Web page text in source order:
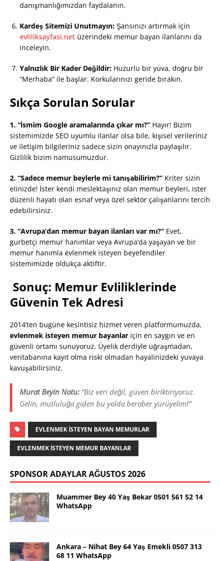
danışmanlığımızdan faydalanın.
Kardeş Sitemizi Unutmayın: Şansınızı artırmak için
evliliksayfasi.net üzerindeki memur bayan ilanlarını da
inceleyin.
Yalnızlık Bir Kader Değildir: Huzurlu bir yuva, doğru bir
“Merhaba” ile başlar. Korkularınızı geride bırakın.
Sıkça Sorulan Sorular
1. “İsmim Google aramalarında çıkar mı?” Hayır! Bizim
sistemimizde SEO uyumlu ilanlar olsa bile, kişisel verileriniz
ve iletişim bilgileriniz sadece sizin onayınızla paylaşılır.
Gizlilik bizim namusumuzdur.
2. “Sadece memur beylerle mi tanışabilirim?” Kriter sizin
elinizde! İster kendi meslektaşınız olan memur beyleri, ister
düzenli hayatı olan esnaf veya özel sektör çalışanlarını tercih
edebilirsiniz.
3. “Avrupa’dan memur bayan ilanları var mı?” Evet,
gurbetçi memur hanımlar veya Avrupa’da yaşayan ve bir
memur hanımla evlenmek isteyen beyefendiler
sistemimizde oldukça aktiftir.
Sonuç: Memur Evliliklerinde
Güvenin Tek Adresi
2014’ten bugüne kesintisiz hizmet veren platformumuzda,
evlenmek isteyen memur bayanlar için en saygın ve en
güvenli ortamı sunuyoruz. Üyelik derdiyle uğraşmadan,
veritabanına kayıt olma riski olmadan hayalinizdeki yuvaya
kavuşabilirsiniz.
Murat Beyin Notu: “Biz veri değil, güven biriktiriyoruz.
Gelin, mutluluğa giden bu yolda beraber yürüyelim!”
EVLENMEK ISTEYEN BAYAN MEMURLAR
EVLENMEK ISTEYEN MEMUR BAYANLAR
SPONSOR ADAYLAR AĞUSTOS 2026
Muammer Bey 40 Yaş Bekar 0501 561 52 14
WhatsApp
Ankara – Nihat Bey 64 Yaş Emekli 0507 313
68 11 WhatsApp